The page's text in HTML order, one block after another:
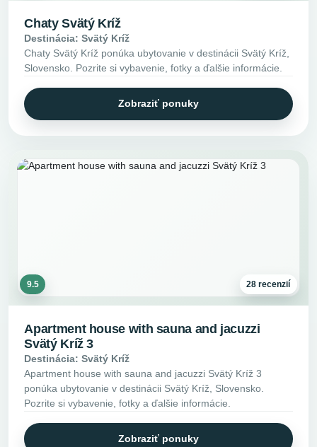
Chaty Svätý Kríž
Destinácia: Svätý Kríž
Chaty Svätý Kríž ponúka ubytovanie v destinácii Svätý Kríž,
Slovensko. Pozrite si vybavenie, fotky a ďalšie informácie.
Zobraziť ponuky
9.5 28 recenzií
Apartment house with sauna and jacuzzi
Svätý Kríž 3
Destinácia: Svätý Kríž
Apartment house with sauna and jacuzzi Svätý Kríž 3
ponúka ubytovanie v destinácii Svätý Kríž, Slovensko.
Pozrite si vybavenie, fotky a ďalšie informácie.
Zobraziť ponuky